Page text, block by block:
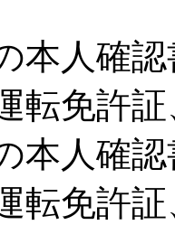
本人確
転免許
本人確
転免許